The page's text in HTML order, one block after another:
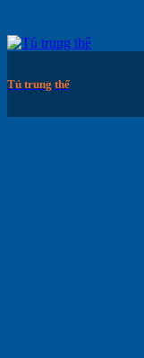
Tủ trung thế